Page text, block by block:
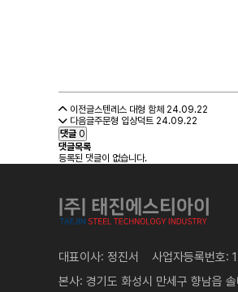
이전글스텐레스 대형 함체 24.09.22
다음글주문형 입상덕트 24.09.22
댓글 0
댓글목록
등록된 댓글이 없습니다.
대표이사: 정진서 사업자등록번호
본사: 경기도 화성시 만세구 향남읍